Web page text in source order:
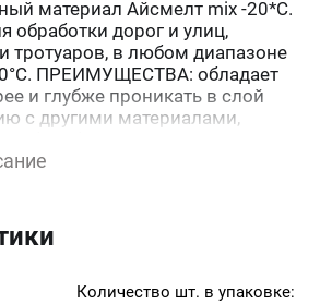
материал Айсмелт mix -20*С.
обработки дорог и улиц,
тротуаров, в любом диапазоне
ПРЕИМУЩЕСТВА: обладает
и глубже проникать в слой
с другими материалами,
меньшего - от 40 до 75% -
плитке при правильном
для растений.
Количество шт. в упаковке: